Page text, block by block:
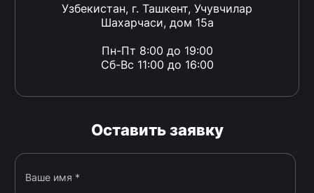
Узбекистан, г. Ташкент, Учувчилар
Шахарчаси, дом 15а
Пн-Пт 8:00 до 19:00
Сб-Вс 11:00 до 16:00
Оставить заявку